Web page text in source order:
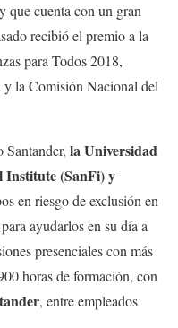
que cuenta con un gran
recibió el premio a la
para Todos 2018,
y la Comisión Nacional del
la Universidad
Institute (SanFi) y
en riesgo de exclusión en
ayudarlos en su día a
presenciales con más
horas de formación, con
, entre empleados